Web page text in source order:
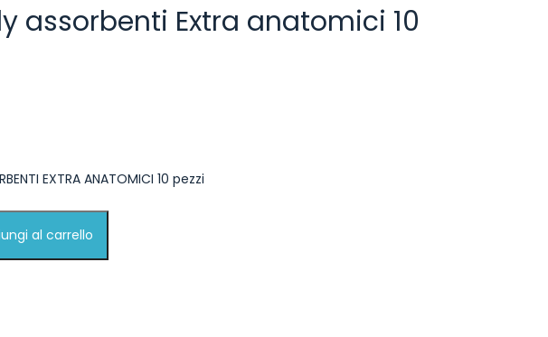
assorbenti Extra anatomici 10
EXTRA ANATOMICI 10 pezzi
al carrello